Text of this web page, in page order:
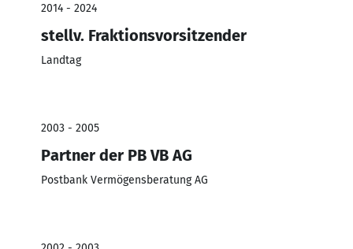
2014 - 2024
stellv. Fraktionsvorsitzender
Landtag
2003 - 2005
Partner der PB VB AG
Postbank Vermögensberatung AG